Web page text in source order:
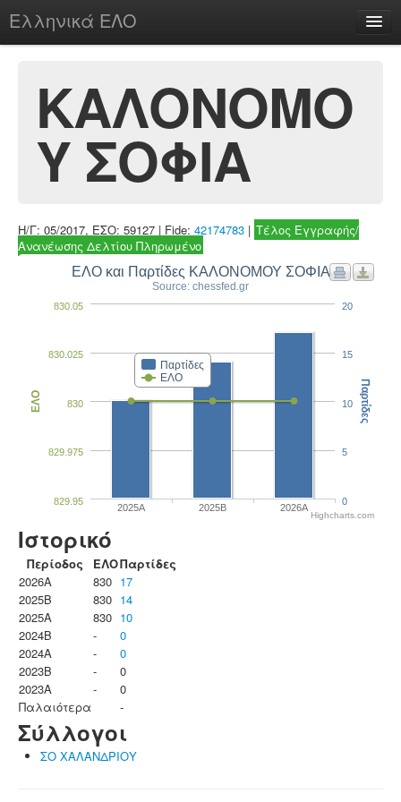
Ελληνικά ΕΛΟ
chesstu.be @ discord
ΚΑΛΟΝΟΜΟ
Υ ΣΟΦΙΑ
Η/Γ: 05/2017, ΕΣΟ: 59127 | Fide: 42174783 | Τέλος Εγγραφής/
Ανανέωσης Δελτίου Πληρωμένο
ΕΛΟ και Παρτίδες ΚΑΛΟΝΟΜΟΥ ΣΟΦΙΑ
Source: chessfed.gr
Παρτίδες
ΕΛΟ
2025A 2025B 2026A
829.95
829.975
830
830.025
830.05
ΕΛΟ
0
5
10
15
20
Παρτίδες
Highcharts.com
Ιστορικό
Περίοδος ΕΛΟΠαρτίδες
2026A
830 17
2025B
830 14
2025A
830 10
2024B
-
0
2024A
-
0
2023B
-
0
2023Α
-
0
Παλαιότερα
-
Σύλλογοι
ΣΟ ΧΑΛΑΝΔΡΙΟΥ